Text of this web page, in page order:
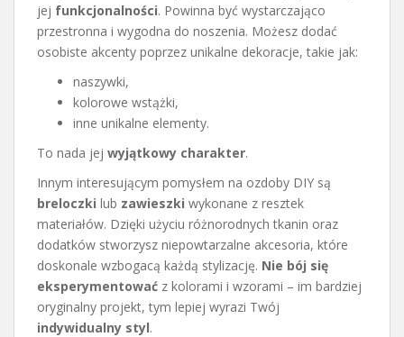
jej funkcjonalności. Powinna być wystarczająco
przestronna i wygodna do noszenia. Możesz dodać
osobiste akcenty poprzez unikalne dekoracje, takie jak:
naszywki,
kolorowe wstążki,
inne unikalne elementy.
To nada jej wyjątkowy charakter.
Innym interesującym pomysłem na ozdoby DIY są
breloczki lub zawieszki wykonane z resztek
materiałów. Dzięki użyciu różnorodnych tkanin oraz
dodatków stworzysz niepowtarzalne akcesoria, które
doskonale wzbogacą każdą stylizację. Nie bój się
eksperymentować z kolorami i wzorami – im bardziej
oryginalny projekt, tym lepiej wyrazi Twój
indywidualny styl.